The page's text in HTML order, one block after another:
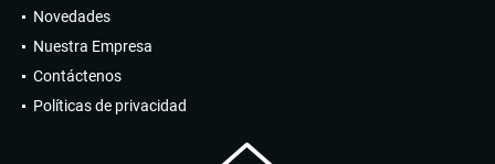
Novedades
Nuestra Empresa
Contáctenos
Políticas de privacidad